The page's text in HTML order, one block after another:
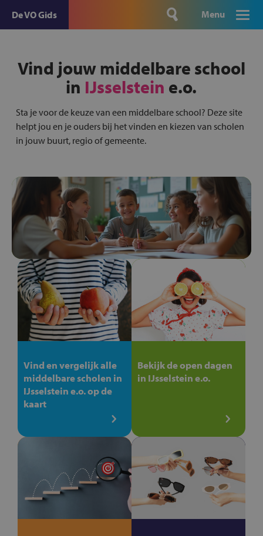
De VO Gids Menu
Vind jouw middelbare school
in IJsselstein e.o.
Sta je voor de keuze van een middelbare school? Deze site
helpt jou en je ouders bij het vinden en kiezen van scholen
in jouw buurt, regio of gemeente.
Vind en vergelijk alle
middelbare scholen in
IJsselstein e.o. op de
kaart
Bekijk de open dagen
in IJsselstein e.o.